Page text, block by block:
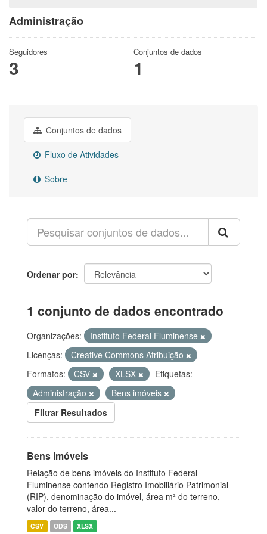
Administração
Seguidores
3
Conjuntos de dados
1
Conjuntos de dados
Fluxo de Atividades
Sobre
Ordenar por
1 conjunto de dados encontrado
Organizações:
Instituto Federal Fluminense
Licenças:
Creative Commons Atribuição
Formatos:
CSV XLSX
Etiquetas:
Administração
Bens imóveis
Filtrar Resultados
Bens Imóveis
Relação de bens imóveis do Instituto Federal
Fluminense contendo Registro Imobiliário Patrimonial
(RIP), denominação do imóvel, área m² do terreno,
valor do terreno, área...
CSV ODS XLSX